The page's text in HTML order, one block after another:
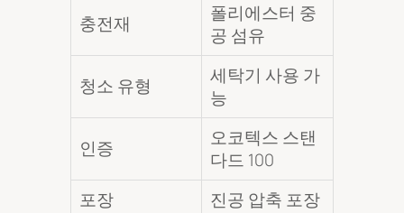
충전재
폴리에스터 중
공 섬유
청소 유형
세탁기 사용 가
능
인증
오코텍스 스탠
다드 100
포장
진공 압축 포장